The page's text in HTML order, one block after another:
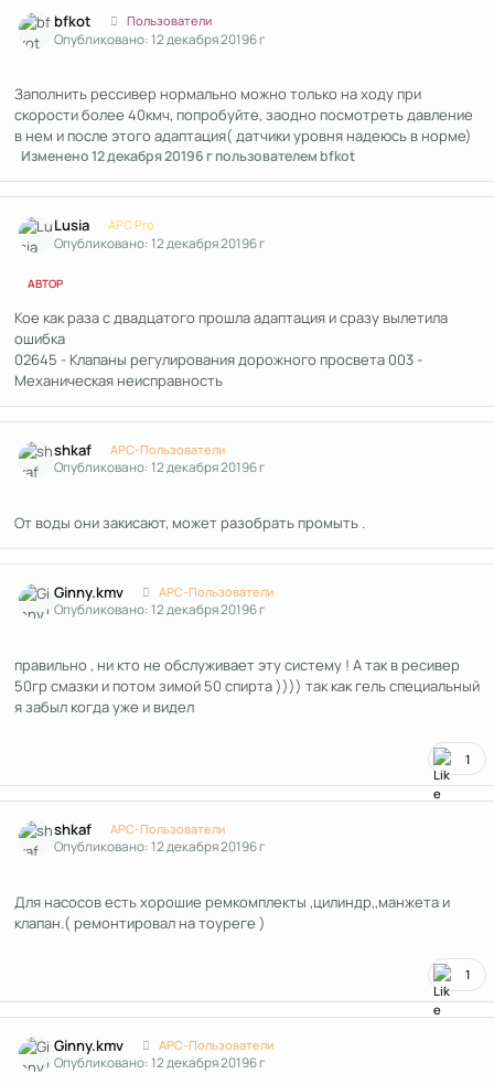
bfkot Пользователи
Опубликовано:12 декабря 20196 г
Заполнить рессивер нормально можно только на ходу при
скорости более 40кмч, попробуйте, заодно посмотреть давление
в нем и после этого адаптация( датчики уровня надеюсь в норме)
Изменено12 декабря 20196 гпользователем bfkot
Lusia APC Pro
Опубликовано:12 декабря 20196 г
АВТОР
Кое как раза с двадцатого прошла адаптация и сразу вылетила
ошибка
02645 - Клапаны регулирования дорожного просвета 003 -
Механическая неисправность
shkaf APC-Пользователи
Опубликовано:12 декабря 20196 г
От воды они закисают, может разобрать промыть .
Ginny.kmv APC-Пользователи
Опубликовано:12 декабря 20196 г
правильно , ни кто не обслуживает эту систему ! А так в ресивер
50гр смазки и потом зимой 50 спирта )))) так как гель специальный
я забыл когда уже и видел
1
shkaf APC-Пользователи
Опубликовано:12 декабря 20196 г
Для насосов есть хорошие ремкомплекты ,цилиндр,,манжета и
клапан.( ремонтировал на тоуреге )
1
Ginny.kmv APC-Пользователи
Опубликовано:12 декабря 20196 г